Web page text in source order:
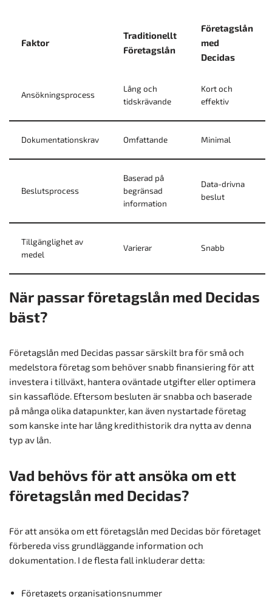
Faktor
Traditionellt
Företagslån
Företagslån
med
Decidas
Ansökningsprocess
Lång och
tidskrävande
Kort och
effektiv
Dokumentationskrav Omfattande Minimal
Beslutsprocess
Baserad på
begränsad
information
Data-drivna
beslut
Tillgänglighet av
medel
Varierar Snabb
När passar företagslån med Decidas
bäst?
Företagslån med Decidas passar särskilt bra för små och
medelstora företag som behöver snabb finansiering för att
investera i tillväxt, hantera oväntade utgifter eller optimera
sin kassaflöde. Eftersom besluten är snabba och baserade
på många olika datapunkter, kan även nystartade företag
som kanske inte har lång kredithistorik dra nytta av denna
typ av lån.
Vad behövs för att ansöka om ett
företagslån med Decidas?
För att ansöka om ett företagslån med Decidas bör företaget
förbereda viss grundläggande information och
dokumentation. I de flesta fall inkluderar detta:
Företagets organisationsnummer